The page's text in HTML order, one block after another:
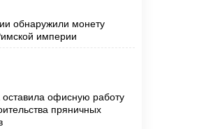
обнаружили монету
империи
оставила офисную работу
пряничных